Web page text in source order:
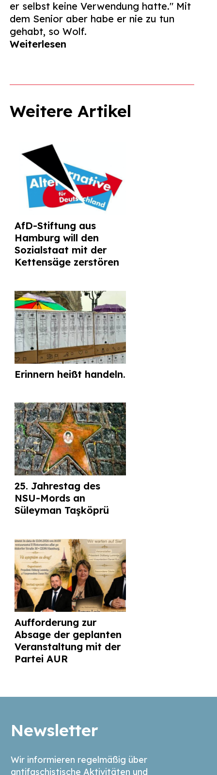
er selbst keine Verwendung hatte." Mit
dem Senior aber habe er nie zu tun
gehabt, so Wolf.
Weiterlesen
Weitere Artikel
AfD-Stiftung aus
Hamburg will den
Sozialstaat mit der
Kettensäge zerstören
Erinnern heißt handeln.
25. Jahrestag des
NSU-Mords an
Süleyman Taşköprü
Aufforderung zur
Absage der geplanten
Veranstaltung mit der
Partei AUR
Newsletter
Wir informieren regelmäßig über
antifaschistische Aktivitäten und